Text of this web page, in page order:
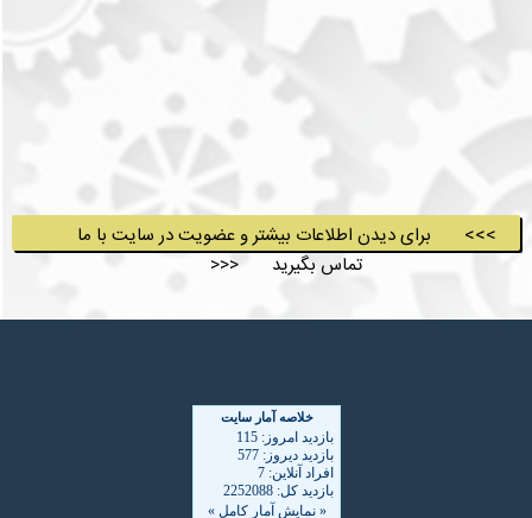
>>> برای دیدن اطلاعات بیشتر و عضویت در سایت با ما
تماس بگیرید <<<